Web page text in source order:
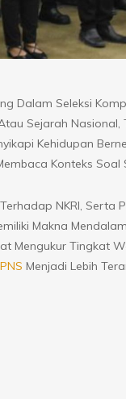
Dalam Seleksi
Sejarah Nasional,
Kehidupan
Konteks Soal
NKRI, Serta
Makna
Mengukur Tingkat
Menjadi Lebih